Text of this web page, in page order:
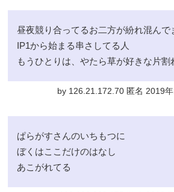
昼夜競り合ってるお二方が紛れ混んで
IP1から始まる串さしてる人
もうひとりは、やたら草が好きな片割
by 126.21.172.70 匿名 2019
ぱらがすさんのいちもつに
ぼくはここだけのはなし
あこがれてる